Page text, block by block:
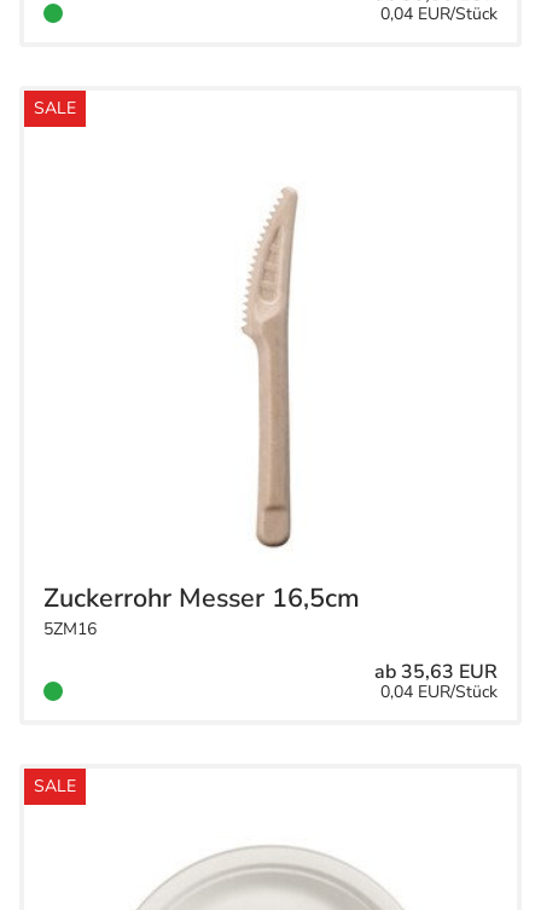
0,04 EUR/Stück
SALE
Zuckerrohr Messer 16,5cm
5ZM16
ab 35,63 EUR
0,04 EUR/Stück
SALE